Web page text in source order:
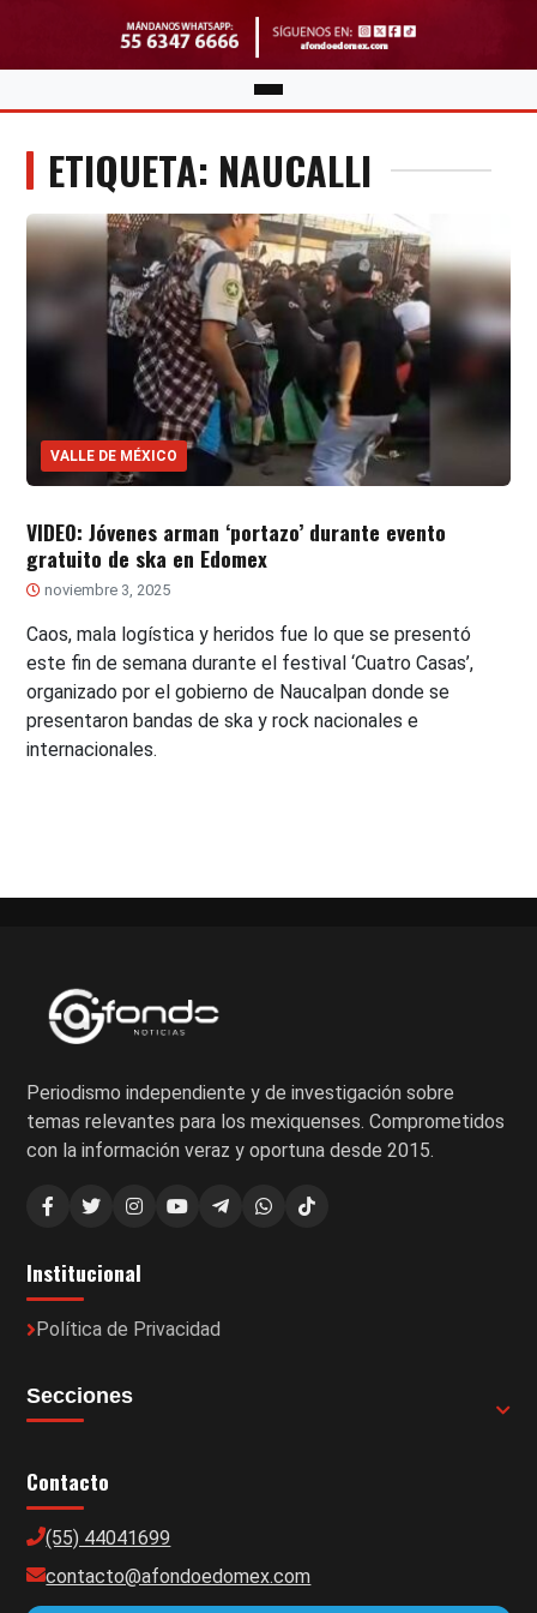
ETIQUETA: NAUCALLI
VALLE DE MÉXICO
VIDEO: Jóvenes arman ‘portazo’ durante evento
gratuito de ska en Edomex
noviembre 3, 2025
Caos, mala logística y heridos fue lo que se presentó
este fin de semana durante el festival ‘Cuatro Casas’,
organizado por el gobierno de Naucalpan donde se
presentaron bandas de ska y rock nacionales e
internacionales.
Periodismo independiente y de investigación sobre
temas relevantes para los mexiquenses. Comprometidos
con la información veraz y oportuna desde 2015.
Institucional
Política de Privacidad
Secciones
Contacto
(55) 44041699
contacto@afondoedomex.com